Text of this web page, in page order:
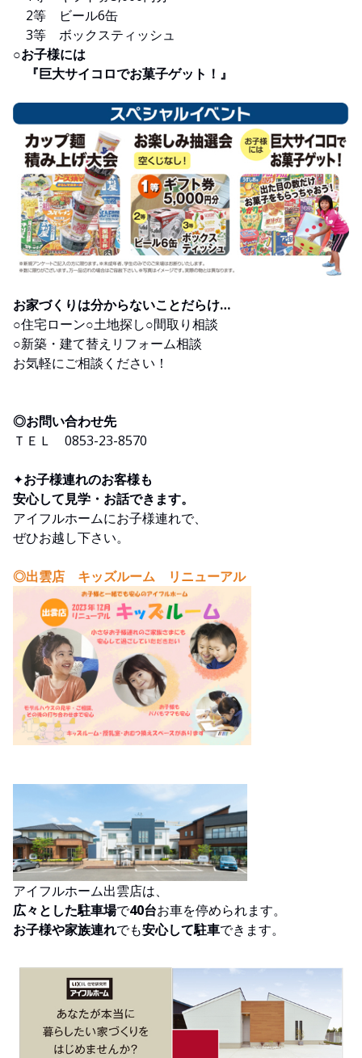
2等 ビール6缶
3等 ボックスティッシュ
○お子様には
『巨大サイコロでお菓子ゲット！』
お家づくりは分からないことだらけ…
○住宅ローン○土地探し○間取り相談
○新築・建て替えリフォーム相談
お気軽にご相談ください！
◎お問い合わせ先
ＴＥＬ 0853-23-8570
✦お子様連れのお客様も
安心して見学・お話できます。
アイフルホームにお子様連れで、
ぜひお越し下さい。
◎出雲店 キッズルーム リニューアル
アイフルホーム出雲店は、
広々とした駐車場で40台お車を停められます。
お子様や家族連れでも安心して駐車できます。